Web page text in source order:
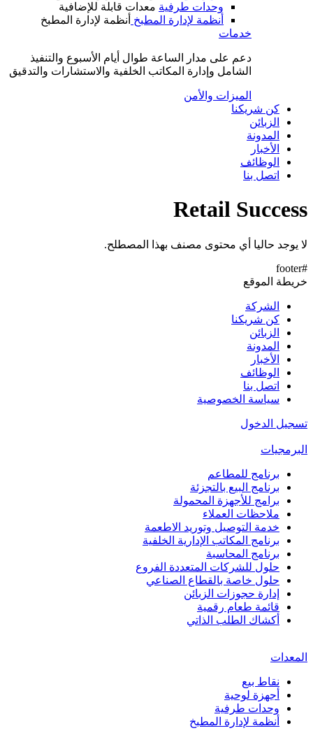
وحدات طرفية معدات قابلة للإضافية
أنظمة لإدارة المطبخ أنظمة لإدارة المطبخ
خدمات
دعم على مدار الساعة طوال أيام الأسبوع والتنفيذ
الشامل وإدارة المكاتب الخلفية والاستشارات والتدقيق
الميزات والأمن
كن شريكنا
الزبائن
المدونة
الأخبار
الوظائف
اتصل بنا
Retail Success
لا يوجد حاليا أي محتوى مصنف بهذا المصطلح.
#footer
خريطة الموقع
الشركة
كن شريكنا
الزبائن
المدونة
الأخبار
الوظائف
اتصل بنا
سياسة الخصوصية
تسجيل الدخول
البرمجيات
برنامج للمطاعم
برنامج البيع بالتجزئة
برامج للأجهزة المحمولة
ملاحظات العملاء
خدمة التوصيل وتوريد الاطعمة
برنامج المكاتب الإدارية الخلفية
برنامج المحاسبة
حلول للشركات المتعددة الفروع
حلول خاصة بالقطاع الصناعي
إدارة حجوزات الزبائن
قائمة طعام رقمية
أكشاك الطلب الذاتي
المعدات
نقاط بيع
أجهزة لوحية
وحدات طرفية
أنظمة لإدارة المطبخ